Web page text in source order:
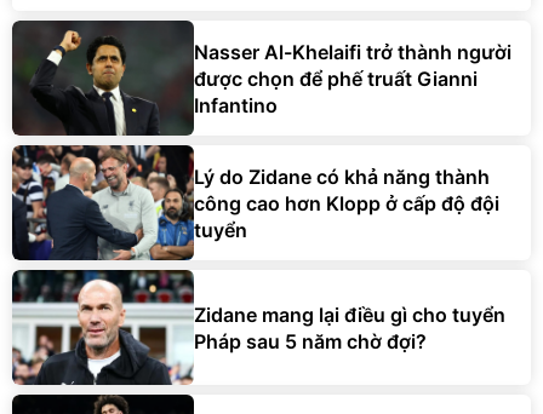
Nasser Al-Khelaifi trở thành người
được chọn để phế truất Gianni
Infantino
Lý do Zidane có khả năng thành
công cao hơn Klopp ở cấp độ đội
tuyển
Zidane mang lại điều gì cho tuyển
Pháp sau 5 năm chờ đợi?